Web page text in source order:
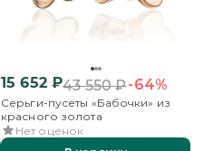
15 652₽43 550₽-64%
Серьги-пусеты «Бабочки» из
красного золота
Нет оценок